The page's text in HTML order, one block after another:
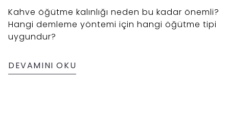
Kahve öğütme kalınlığı neden bu kadar önemli?
Hangi demleme yöntemi için hangi öğütme tipi
uygundur?
DEVAMINI OKU